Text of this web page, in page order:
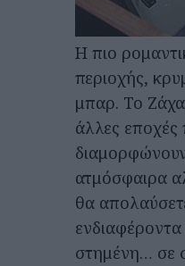
Η πιο
περιοχής,
μπαρ. Το
άλλες
ατμόσφαιρα
θα
στημένη… σε